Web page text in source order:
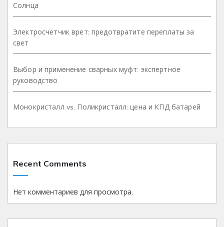
Солнца
Электросчетчик врет: предотвратите переплаты за
свет
Выбор и применение сварных муфт: экспертное
руководство
Монокристалл vs. Поликристалл: цена и КПД батарей
Recent Comments
Нет комментариев для просмотра.